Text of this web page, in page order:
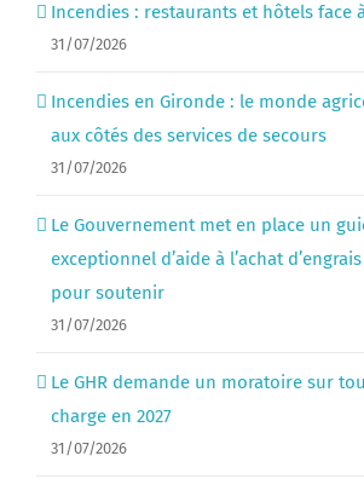
Incendies : restaurants et hôtels face
31/07/2026
Incendies en Gironde : le monde
aux côtés des services de secours
31/07/2026
Le Gouvernement met en place un
exceptionnel d’aide à l’achat
pour soutenir
31/07/2026
Le GHR demande un moratoire sur
charge en 2027
31/07/2026